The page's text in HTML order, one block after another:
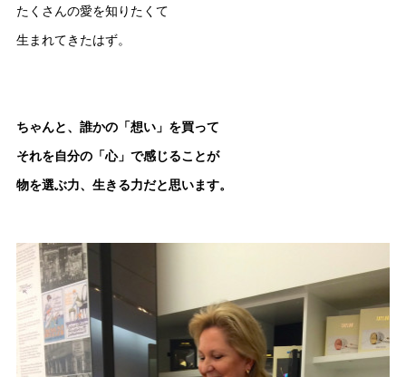
たくさんの愛を知りたくて
生まれてきたはず。
ちゃんと、誰かの「想い」を買って
それを自分の「心」で感じることが
物を選ぶ力、生きる力だと思います。